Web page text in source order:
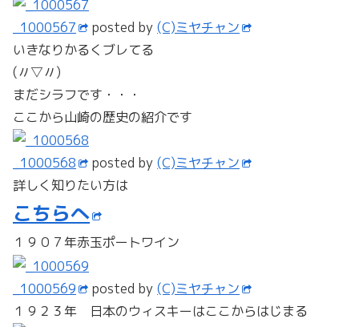
_1000567 posted by (C)ミヤチャン
いきなりかるくブレてる
(〃▽〃)
まだシラフです・・・
ここから山崎の歴史の紹介です
_1000568 posted by (C)ミヤチャン
詳しく知りたい方は
こちらへ
１９０７年赤玉ポートワイン
_1000569 posted by (C)ミヤチャン
１９２３年 日本のウィスキーはここからはじまる